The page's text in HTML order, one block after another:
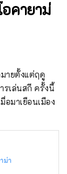
คายาม่
ายตั้งแต่ฤดู
รเล่นสกี ครั้งนี้
อมาเยือนเมือง
ม่า